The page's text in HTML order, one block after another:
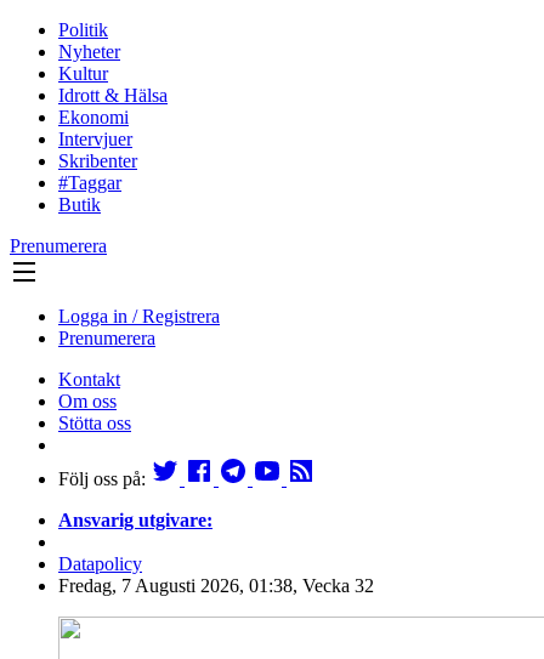
Politik
Nyheter
Kultur
Idrott & Hälsa
Ekonomi
Intervjuer
Skribenter
#Taggar
Butik
Prenumerera
Logga in / Registrera
Prenumerera
Kontakt
Om oss
Stötta oss
Följ oss på:
Ansvarig utgivare:
Datapolicy
Fredag, 7 Augusti 2026, 01:38, Vecka 32